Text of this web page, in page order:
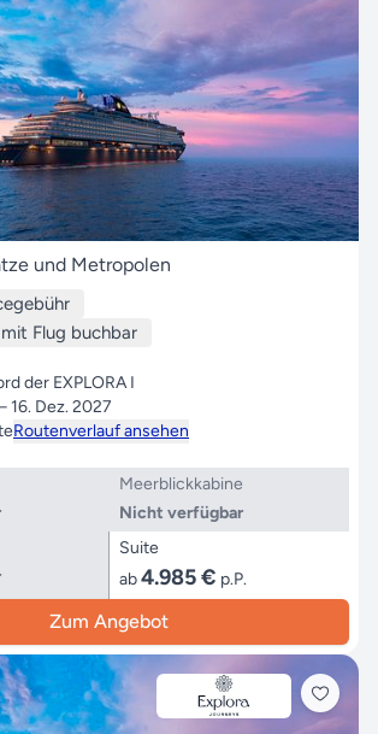
und Metropolen
Flug buchbar
der EXPLORA I
16. Dez. 2027
Routenverlauf ansehen
Meerblickkabine
Nicht verfügbar
Suite
ab4.985 € p.P.
Zum Angebot